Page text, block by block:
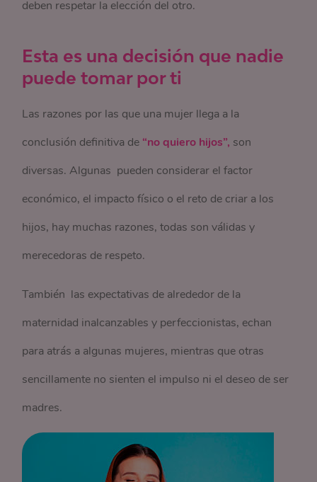
deben respetar la elección del otro.
Esta es una decisión que nadie
puede tomar por ti
Las razones por las que una mujer llega a la
conclusión definitiva de “no quiero hijos”, son
diversas. Algunas pueden considerar el factor
económico, el impacto físico o el reto de criar a los
hijos, hay muchas razones, todas son válidas y
merecedoras de respeto.
También las expectativas de alrededor de la
maternidad inalcanzables y perfeccionistas, echan
para atrás a algunas mujeres, mientras que otras
sencillamente no sienten el impulso ni el deseo de ser
madres.